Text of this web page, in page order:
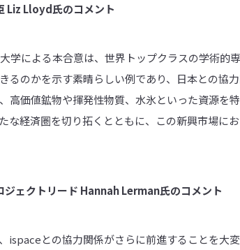
Liz Lloyd氏のコメント
学による本合意は、世界トップクラスの学術
るのかを示す素晴らしい例であり、日本との協
高価値鉱物や揮発性物質、水氷といった資源を
な経済圏を切り拓くとともに、この新興市場に
ジェクトリード Hannah Lerman氏のコメント
、ispaceとの協力関係がさらに前進することを